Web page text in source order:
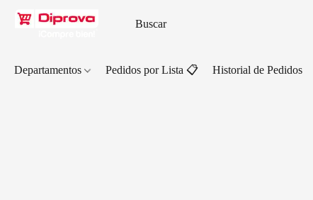
Departamentos Pedidos por Lista 📋 Historial de Pedidos